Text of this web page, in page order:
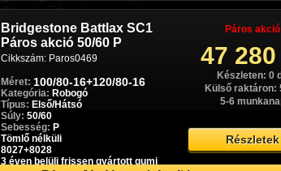
Bridgestone Battlax SC1
Páros akció 50/60 P
Cikkszám: Paros0469
Méret: 100/80-16+120/80-16
Kategória: Robogó
Típus: Első/Hátsó
Súly: 50/60
Sebesség: P
Tömlő nélküli
8027+8028
3 éven belüli frissen gyártott gumi
Páros akció
47
Készleten: 0
Külső raktáron:
5-6
Részletek